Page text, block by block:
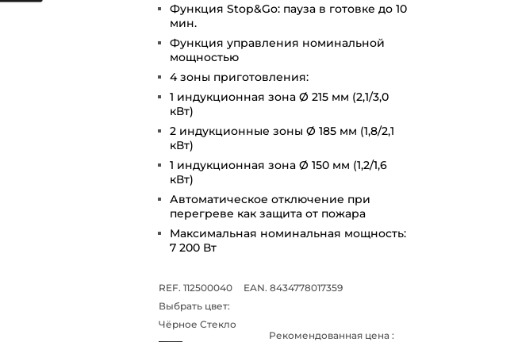
Функция Stop&Go: пауза в готовке до 10
мин.
Функция управления номинальной
мощностью
4 зоны приготовления:
1 индукционная зона Ø 215 мм (2,1/3,0
кВт)
2 индукционные зоны Ø 185 мм (1,8/2,1
кВт)
1 индукционная зона Ø 150 мм (1,2/1,6
кВт)
Автоматическое отключение при
перегреве как защита от пожара
Максимальная номинальная мощность:
7 200 Вт
REF. 112500040
EAN. 8434778017359
Выбрать цвет:
Чёрное Стекло
Рекомендованная цена :